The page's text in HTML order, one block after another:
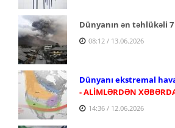
Dünyanın ən təhlükəli 7
08:12 / 13.06.2026
Dünyanı ekstremal
- ALİMLƏRDƏN
14:36 / 12.06.2026